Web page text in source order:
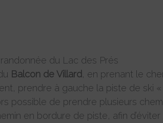
du Lac des Prés
Balcon de Villard, en prenant le
prendre à gauche la piste de ski
possible de prendre plusieurs
en bordure de piste, afin